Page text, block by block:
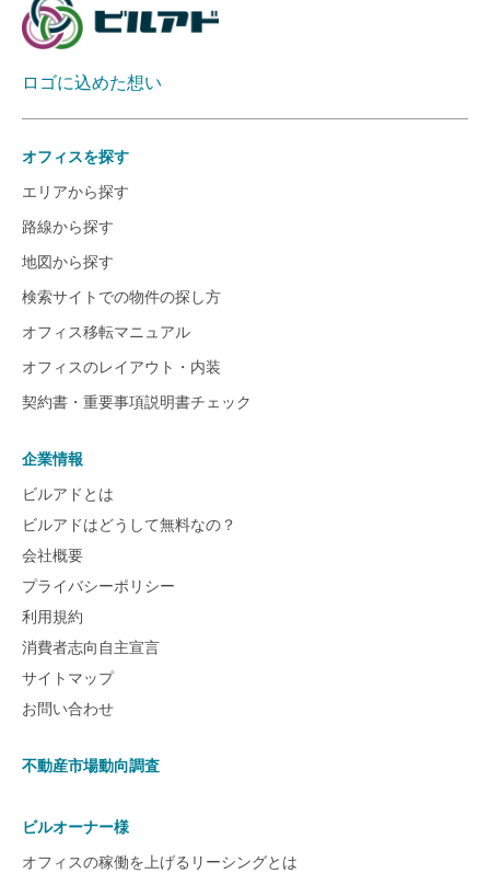
ロゴに込めた想い
オフィスを探す
エリアから探す
路線から探す
地図から探す
検索サイトでの物件の探し方
オフィス移転マニュアル
オフィスのレイアウト・内装
契約書・重要事項説明書チェック
企業情報
ビルアドとは
ビルアドはどうして無料なの？
会社概要
プライバシーポリシー
利用規約
消費者志向自主宣言
サイトマップ
お問い合わせ
不動産市場動向調査
ビルオーナー様
オフィスの稼働を上げるリーシングとは